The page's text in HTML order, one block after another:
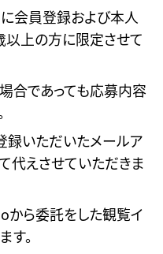
会員登録および本人
上の方に限定させて
合であっても応募内容
録いただいたメールア
代えさせていただきま
から委託をした観覧イ
す。